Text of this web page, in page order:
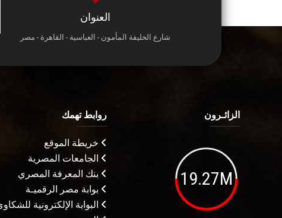
العنوان
شارع الخليفة المأمون - العباسية - القاهرة - مصر
الزائـرون
19.27M
روابط تهمك
خريطة الموقع
الجامعات المصرية
بنك المعرفة المصري
بوابة مصر الرقميـة
البوابة الإلكترونية